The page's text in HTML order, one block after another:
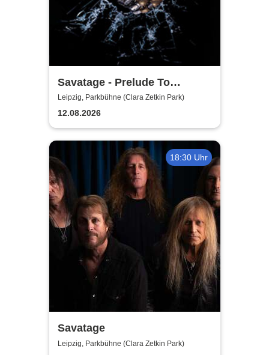
Savatage - Prelude To
Madness - Summer Tour 2026
Leipzig, Parkbühne (Clara Zetkin Park)
12.08.2026
18:30 Uhr
Savatage
Leipzig, Parkbühne (Clara Zetkin Park)